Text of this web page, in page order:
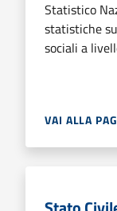
Statistico
statistiche
sociali a
VAI ALLA